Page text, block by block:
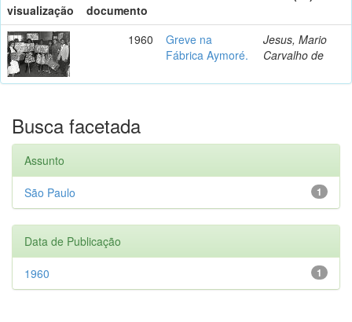
visualização
documento
1960
Greve na
Fábrica Aymoré.
Jesus, Mario
Carvalho de
Busca facetada
Assunto
1
São Paulo
Data de Publicação
1
1960